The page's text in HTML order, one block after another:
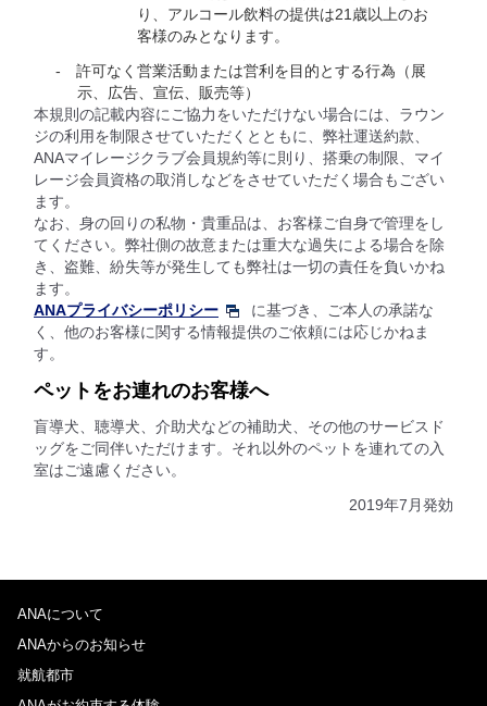
り、アルコール飲料の提供は21歳以上のお
客様のみとなります。
許可なく営業活動または営利を目的とする行為（展
示、広告、宣伝、販売等）
本規則の記載内容にご協力をいただけない場合には、ラウン
ジの利用を制限させていただくとともに、弊社運送約款、
ANAマイレージクラブ会員規約等に則り、搭乗の制限、マイ
レージ会員資格の取消しなどをさせていただく場合もござい
ます。
なお、身の回りの私物・貴重品は、お客様ご自身で管理をし
てください。弊社側の故意または重大な過失による場合を除
き、盗難、紛失等が発生しても弊社は一切の責任を負いかね
ます。
ANAプライバシーポリシー
に基づき、ご本人の承諾な
く、他のお客様に関する情報提供のご依頼には応じかねま
す。
ペットをお連れのお客様へ
盲導犬、聴導犬、介助犬などの補助犬、その他のサービスド
ッグをご同伴いただけます。それ以外のペットを連れての入
室はご遠慮ください。
2019年7月発効
ANAについて
ANAからのお知らせ
就航都市